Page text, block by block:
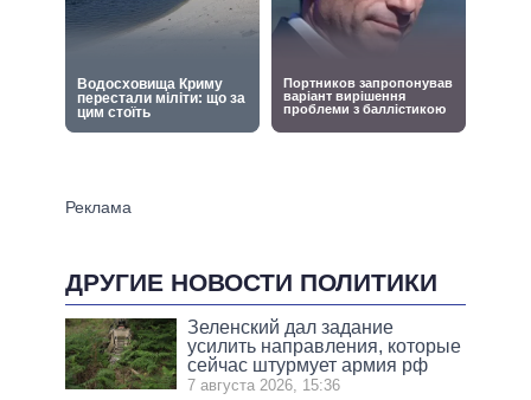
ДРУГИЕ НОВОСТИ ПОЛИТИКИ
Зеленский дал задание
усилить направления, которые
сейчас штурмует армия рф
7 августа 2026, 15:36